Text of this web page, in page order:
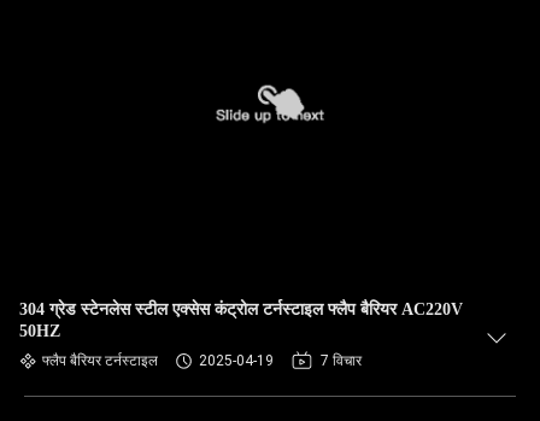
304 ग्रेड स्टेनलेस स्टील एक्सेस कंट्रोल टर्नस्टाइल फ्लैप बैरियर AC220V
50HZ
फ्लैप बैरियर टर्नस्टाइल 2025-04-19 7 विचार